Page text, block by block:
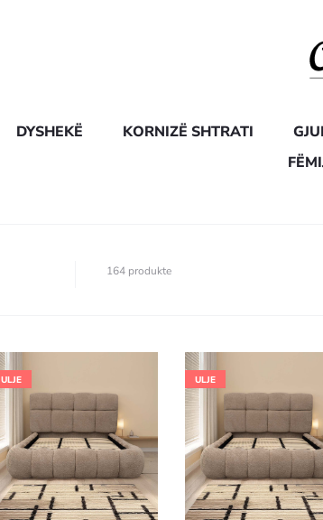
DYSHEKË KORNIZË SHTRATI
164 produkte
ULJE ULJE